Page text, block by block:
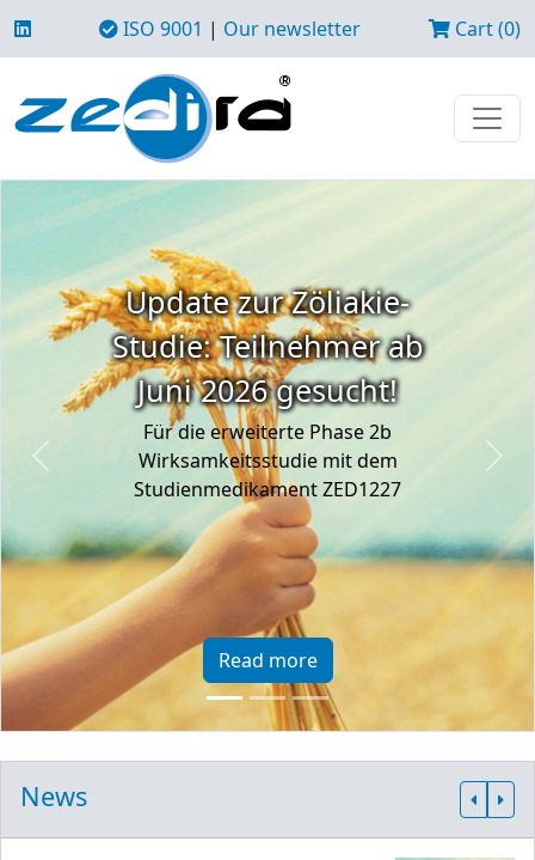
ISO 9001 | Our newsletter Cart (0)
Update zur Zöliakie-
Studie: Teilnehmer ab
Juni 2026 gesucht!
Für die erweiterte Phase 2b
Wirksamkeitsstudie mit dem
Studienmedikament ZED1227
Read more
Previous Next
News